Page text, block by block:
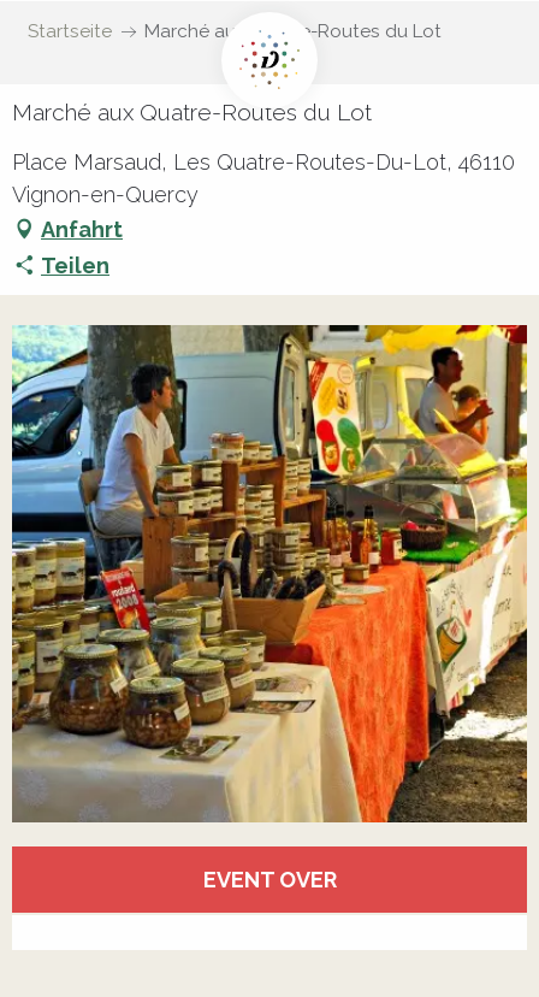
Startseite Marché aux Quatre-Routes du Lot
Marché aux Quatre-Routes du Lot
Place Marsaud, Les Quatre-Routes-Du-Lot, 46110
Vignon-en-Quercy
Anfahrt
Teilen
EVENT OVER